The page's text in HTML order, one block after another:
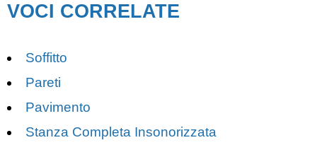
VOCI CORRELATE
Soffitto
Pareti
Pavimento
Stanza Completa Insonorizzata